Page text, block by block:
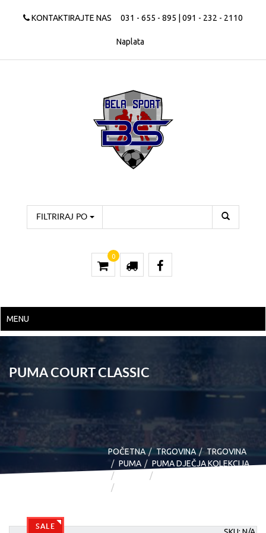
KONTAKTIRAJTE NAS 031 - 655 - 895 | 091 - 232 - 2110
Naplata
FILTRIRAJ PO
0
MENU
PUMA COURT CLASSIC
POČETNA TRGOVINA
TRGOVINA
PUMA
PUMA DJEČJA KOLEKCIJA
SALE